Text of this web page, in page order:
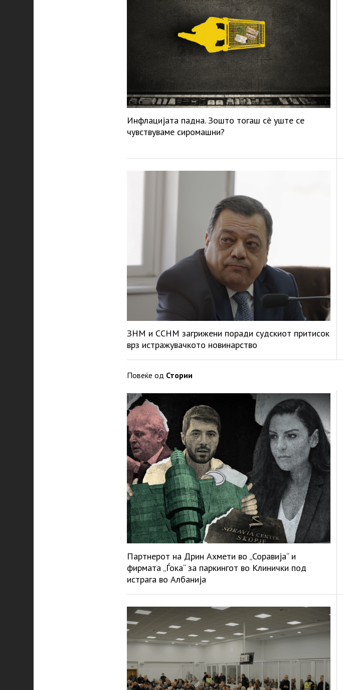
Инфлацијата падна. Зошто тогаш сè уште се
чувствуваме сиромашни?
ЗНМ и ССНМ загрижени поради судскиот притисок
врз истражувачкото новинарство
Повеќе од Стории
Партнерот на Дрин Ахмети во „Соравија“ и
фирмата „Ѓока“ за паркингот во Клинички под
истрага во Албанија